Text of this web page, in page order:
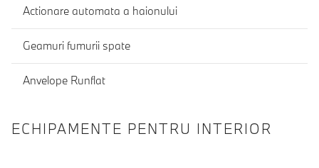
Actionare automata a haionului
Geamuri fumurii spate
Anvelope Runflat
ECHIPAMENTE PENTRU INTERIOR